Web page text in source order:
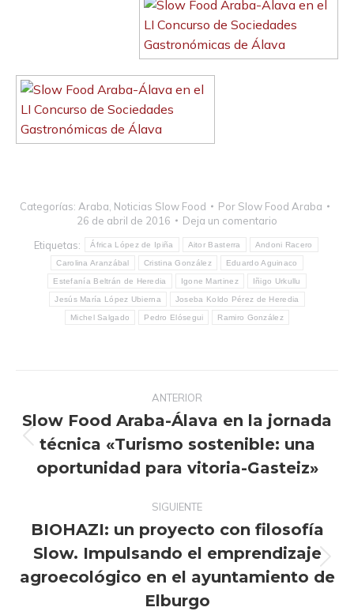
Categorías: Araba Noticias Slow Food Por Slow Food Araba
26 de abril de 2016
Deja un comentario
Etiquetas:
África López de Ipiña Aitor Basterra Andoni Racero
Carolina Aranzábal Cristina González Eduardo Aguinaco
Estefanía Beltrán de Heredia Igone Martinez Iñigo Urkullu
Jesús María López Ubierna Joseba Koldo Pérez de Heredia
Michel Salgado Pedro Elósegui Ramiro González
publicaciones
ANTERIOR
Publicación
anterior:
Slow Food Araba-Álava en la jornada
técnica «Turismo sostenible: una
oportunidad para vitoria-Gasteiz»
SIGUIENTE
Publicación
siguiente:
BIOHAZI: un proyecto con filosofía
Slow. Impulsando el emprendizaje
agroecológico en el ayuntamiento de
Elburgo